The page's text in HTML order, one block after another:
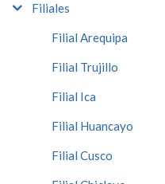
Filiales
Filial Arequipa
Filial Trujillo
Filial Ica
Filial Huancayo
Filial Cusco